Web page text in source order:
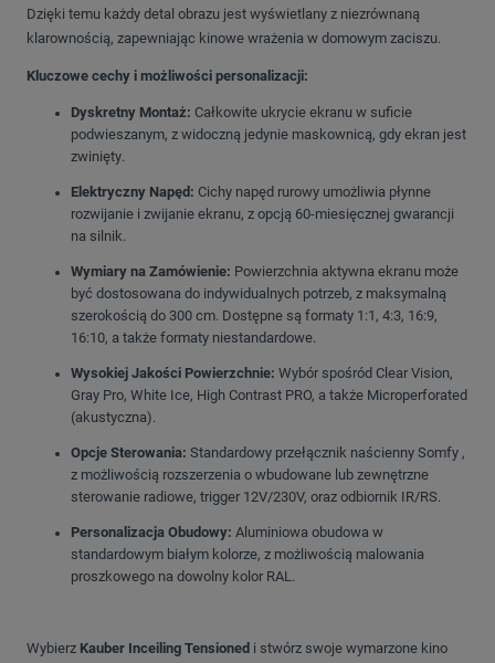
Dzięki temu każdy detal obrazu jest wyświetlany z niezrównaną
klarownością, zapewniając kinowe wrażenia w domowym zaciszu.
Kluczowe cechy i możliwości personalizacji:
Dyskretny Montaż: Całkowite ukrycie ekranu w suficie
podwieszanym, z widoczną jedynie maskownicą, gdy ekran jest
zwinięty.
Elektryczny Napęd: Cichy napęd rurowy umożliwia płynne
rozwijanie i zwijanie ekranu, z opcją 60-miesięcznej gwarancji
na silnik.
Wymiary na Zamówienie: Powierzchnia aktywna ekranu może
być dostosowana do indywidualnych potrzeb, z maksymalną
szerokością do 300 cm. Dostępne są formaty 1:1, 4:3, 16:9,
16:10, a także formaty niestandardowe.
Wysokiej Jakości Powierzchnie: Wybór spośród Clear Vision,
Gray Pro, White Ice, High Contrast PRO, a także Microperforated
(akustyczna).
Opcje Sterowania: Standardowy przełącznik naścienny Somfy ,
z możliwością rozszerzenia o wbudowane lub zewnętrzne
sterowanie radiowe, trigger 12V/230V, oraz odbiornik IR/RS.
Personalizacja Obudowy: Aluminiowa obudowa w
standardowym białym kolorze, z możliwością malowania
proszkowego na dowolny kolor RAL.
Wybierz Kauber Inceiling Tensioned i stwórz swoje wymarzone kino